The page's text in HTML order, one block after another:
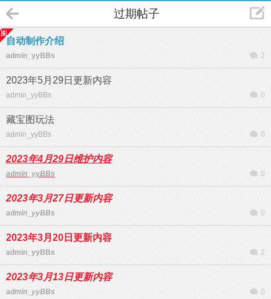
过期帖子
自动制作介绍
admin_yyBBs 2
2023年5月29日更新内容
admin_yyBBs 0
藏宝图玩法
admin_yyBBs 0
2023年4月29日维护内容
admin_yyBBs 0
2023年3月27日更新内容
admin_yyBBs 0
2023年3月20日更新内容
admin_yyBBs 2
2023年3月13日更新内容
admin_yyBBs 0